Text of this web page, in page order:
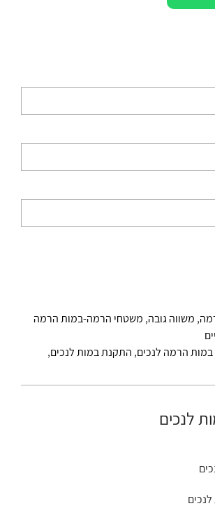
, משווה גובה, משטחי הרמה-במות הרמה
במות הרמה לנכים, התקנת במות לנכים,
לנכים